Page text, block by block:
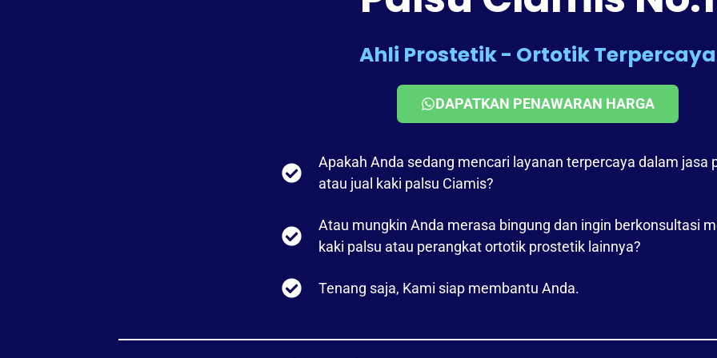
Ahli Prostetik - Ortotik Terpercaya
DAPATKAN PENAWARAN HARGA
Apakah Anda sedang mencari layanan terpercaya dalam jasa
atau jual kaki palsu Ciamis?
Atau mungkin Anda merasa bingung dan ingin berkonsultasi
kaki palsu atau perangkat ortotik prostetik lainnya?
Tenang saja, Kami siap membantu Anda.